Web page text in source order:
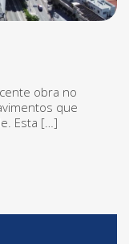
obra no
que
Esta […]